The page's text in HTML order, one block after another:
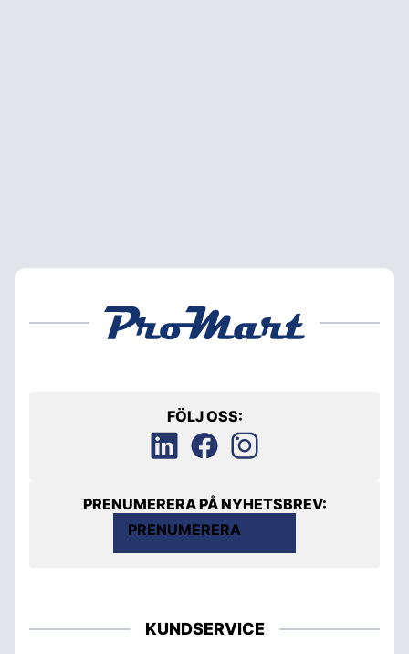
FÖLJ OSS:
PRENUMERERA PÅ NYHETSBREV:
PRENUMERERA
KUNDSERVICE